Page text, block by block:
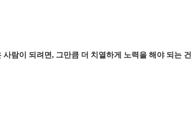
람이 되려면, 그만큼 더 치열하게 노력을 해야 되는 건